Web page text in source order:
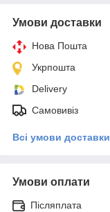
Умови доставки
Нова Пошта
Укрпошта
Delivery
Самовивіз
Всі умови доставки
Умови оплати
Післяплата